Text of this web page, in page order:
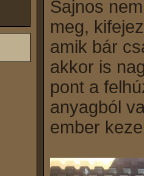
Sajnos
meg,
amik bár
akkor is
pont a
anyagból
ember